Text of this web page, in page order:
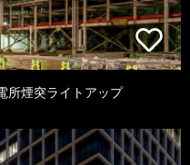
煙突ライトアップ